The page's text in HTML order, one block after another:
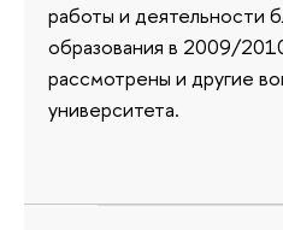
работы и деятельности
образования в 2009/
рассмотрены и другие
университета.